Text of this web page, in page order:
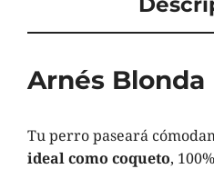
Arnés Blonda
Tu perro paseará
ideal como coqueto,